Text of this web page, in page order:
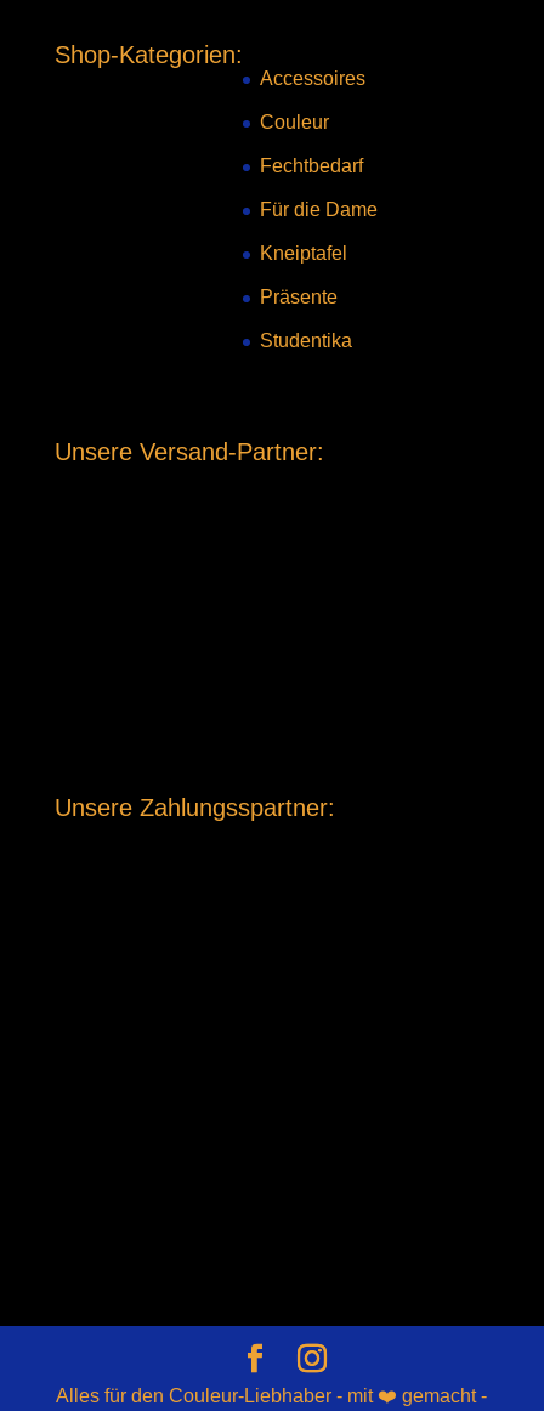
Shop-Kategorien:
Accessoires
Couleur
Fechtbedarf
Für die Dame
Kneiptafel
Präsente
Studentika
Unsere Versand-Partner:
Unsere Zahlungsspartner:
Alles für den Couleur-Liebhaber - mit ❤️ gemacht -